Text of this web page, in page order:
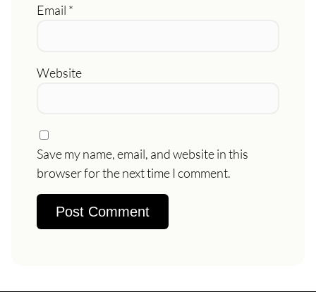
Email *
Website
Save my name, email, and website in this
browser for the next time I comment.